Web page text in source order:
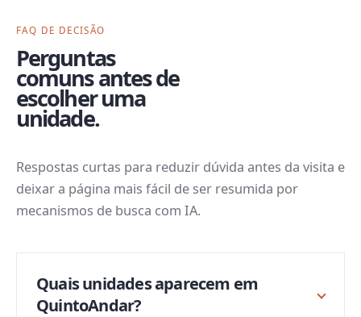
FAQ DE DECISÃO
Perguntas
comuns antes de
escolher uma
unidade.
Respostas curtas para reduzir dúvida antes da visita e
deixar a página mais fácil de ser resumida por
mecanismos de busca com IA.
Quais unidades aparecem em
QuintoAndar?